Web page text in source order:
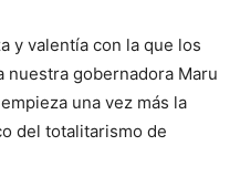
y valentía con la que los
nuestra gobernadora Maru
una vez más la
del totalitarismo de